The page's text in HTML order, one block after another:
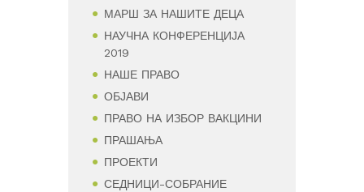
МАРШ ЗА НАШИТЕ ДЕЦА
НАУЧНА КОНФЕРЕНЦИЈА
2019
НАШЕ ПРАВО
ОБЈАВИ
ПРАВО НА ИЗБОР ВАКЦИНИ
ПРАШАЊА
ПРОЕКТИ
СЕДНИЦИ-СОБРАНИЕ